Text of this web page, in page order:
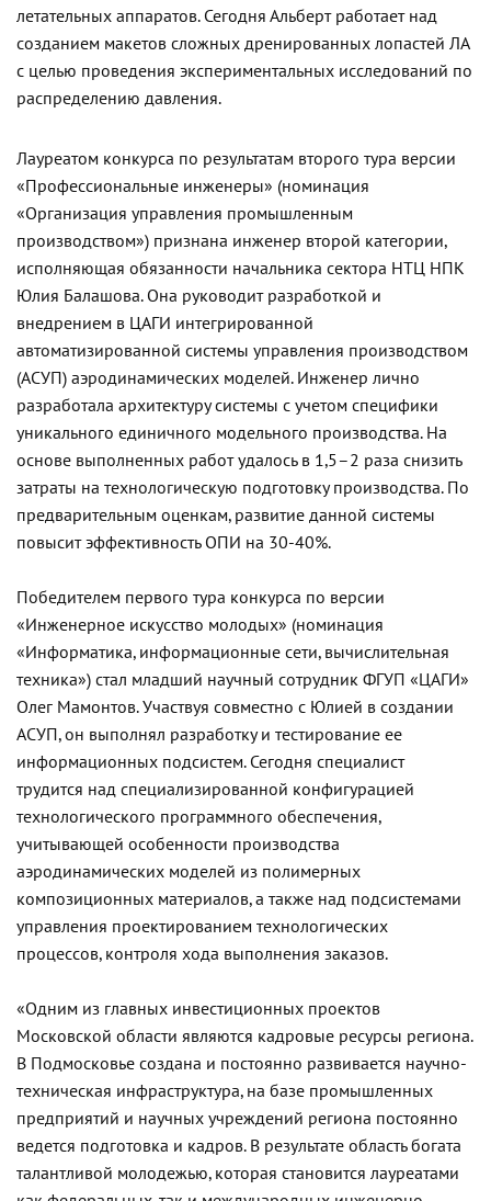
летательных аппаратов. Сегодня Альберт работает над
созданием макетов сложных дренированных лопастей ЛА
с целью проведения экспериментальных исследований по
распределению давления.
Лауреатом конкурса по результатам второго тура версии
«Профессиональные инженеры» (номинация
«Организация управления промышленным
производством») признана инженер второй категории,
исполняющая обязанности начальника сектора НТЦ НПК
Юлия Балашова. Она руководит разработкой и
внедрением в ЦАГИ интегрированной
автоматизированной системы управления производством
(АСУП) аэродинамических моделей. Инженер лично
разработала архитектуру системы с учетом специфики
уникального единичного модельного производства. На
основе выполненных работ удалось в 1,5–2 раза снизить
затраты на технологическую подготовку производства. По
предварительным оценкам, развитие данной системы
повысит эффективность ОПИ на 30-40%.
Победителем первого тура конкурса по версии
«Инженерное искусство молодых» (номинация
«Информатика, информационные сети, вычислительная
техника») стал младший научный сотрудник ФГУП «ЦАГИ»
Олег Мамонтов. Участвуя совместно с Юлией в создании
АСУП, он выполнял разработку и тестирование ее
информационных подсистем. Сегодня специалист
трудится над специализированной конфигурацией
технологического программного обеспечения,
учитывающей особенности производства
аэродинамических моделей из полимерных
композиционных материалов, а также над подсистемами
управления проектированием технологических
процессов, контроля хода выполнения заказов.
«Одним из главных инвестиционных проектов
Московской области являются кадровые ресурсы региона.
В Подмосковье создана и постоянно развивается научно-
техническая инфраструктура, на базе промышленных
предприятий и научных учреждений региона постоянно
ведется подготовка и кадров. В результате область богата
талантливой молодежью, которая становится лауреатами